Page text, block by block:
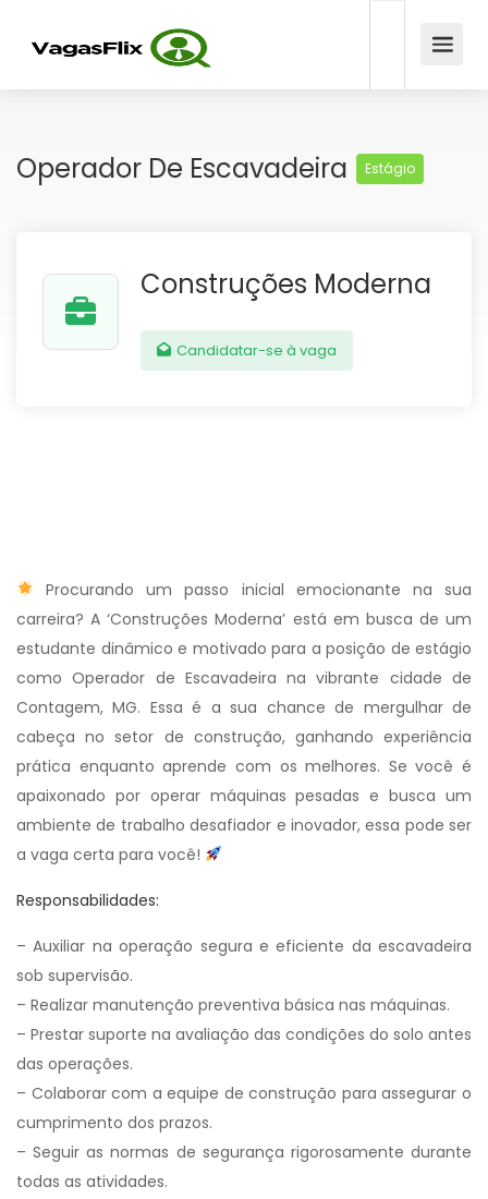
Operador De Escavadeira Estágio
Construções Moderna
Candidatar-se à vaga
Procurando um passo inicial emocionante na sua
carreira? A ‘Construções Moderna’ está em busca de um
estudante dinâmico e motivado para a posição de estágio
como Operador de Escavadeira na vibrante cidade de
Contagem, MG. Essa é a sua chance de mergulhar de
cabeça no setor de construção, ganhando experiência
prática enquanto aprende com os melhores. Se você é
apaixonado por operar máquinas pesadas e busca um
ambiente de trabalho desafiador e inovador, essa pode ser
a vaga certa para você!
Responsabilidades:
– Auxiliar na operação segura e eficiente da escavadeira
sob supervisão.
– Realizar manutenção preventiva básica nas máquinas.
– Prestar suporte na avaliação das condições do solo antes
das operações.
– Colaborar com a equipe de construção para assegurar o
cumprimento dos prazos.
– Seguir as normas de segurança rigorosamente durante
todas as atividades.